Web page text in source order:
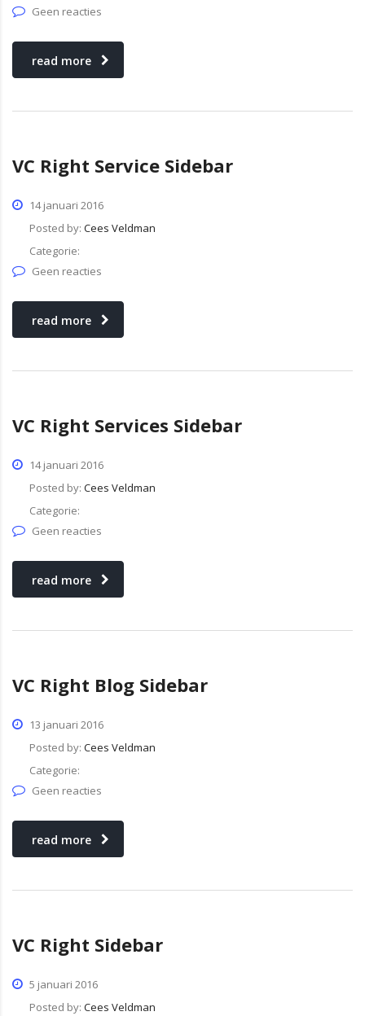
Geen reacties
read more
VC Right Service Sidebar
14 januari 2016
Posted by: Cees Veldman
Categorie:
Geen reacties
read more
VC Right Services Sidebar
14 januari 2016
Posted by: Cees Veldman
Categorie:
Geen reacties
read more
VC Right Blog Sidebar
13 januari 2016
Posted by: Cees Veldman
Categorie:
Geen reacties
read more
VC Right Sidebar
5 januari 2016
Posted by: Cees Veldman